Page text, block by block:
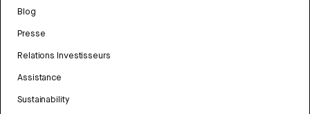
Blog
Presse
Relations Investisseurs
Assistance
Sustainability